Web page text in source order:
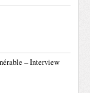
– Interview